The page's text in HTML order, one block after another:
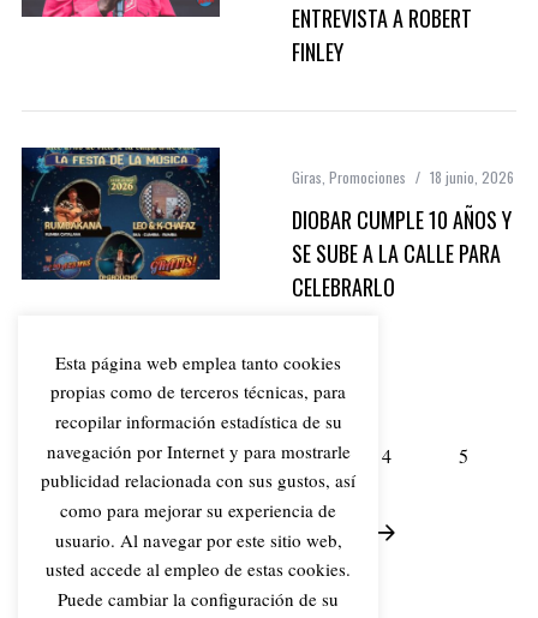
ENTREVISTA A ROBERT
FINLEY
Giras Promociones 18 junio, 2026
DIOBAR CUMPLE 10 AÑOS Y
SE SUBE A LA CALLE PARA
CELEBRARLO
1 2 3 4 5
Esta página web emplea tanto cookies
propias como de terceros técnicas, para
recopilar información estadística de su
navegación por Internet y para mostrarle
publicidad relacionada con sus gustos, así
como para mejorar su experiencia de
usuario. Al navegar por este sitio web,
usted accede al empleo de estas cookies.
Puede cambiar la configuración de su